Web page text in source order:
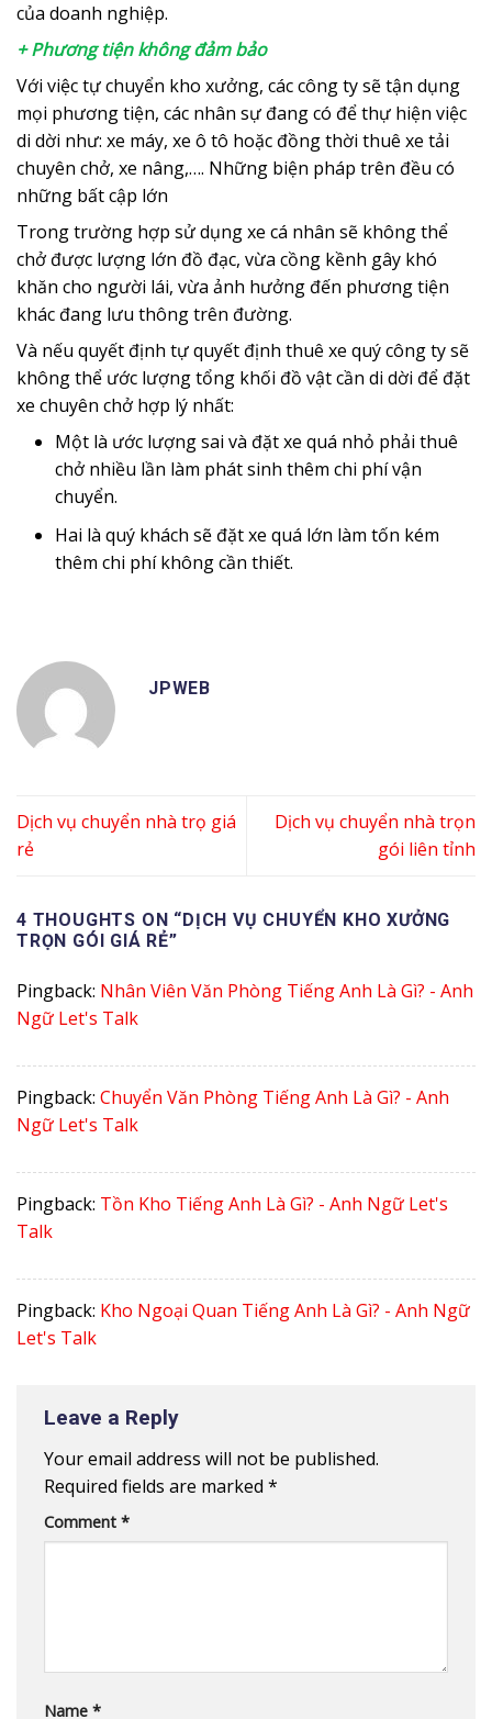
của doanh nghiệp.
+ Phương tiện không đảm bảo
Với việc tự chuyển kho xưởng, các công ty sẽ tận dụng
mọi phương tiện, các nhân sự đang có để thự hiện việc
di dời như: xe máy, xe ô tô hoặc đồng thời thuê xe tải
chuyên chở, xe nâng,…. Những biện pháp trên đều có
những bất cập lớn
Trong trường hợp sử dụng xe cá nhân sẽ không thể
chở được lượng lớn đồ đạc, vừa cồng kềnh gây khó
khăn cho người lái, vừa ảnh hưởng đến phương tiện
khác đang lưu thông trên đường.
Và nếu quyết định tự quyết định thuê xe quý công ty sẽ
không thể ước lượng tổng khối đồ vật cần di dời để đặt
xe chuyên chở hợp lý nhất:
Một là ước lượng sai và đặt xe quá nhỏ phải thuê
chở nhiều lần làm phát sinh thêm chi phí vận
chuyển.
Hai là quý khách sẽ đặt xe quá lớn làm tốn kém
thêm chi phí không cần thiết.
JPWEB
Dịch vụ chuyển nhà trọ giá
rẻ
Dịch vụ chuyển nhà trọn
gói liên tỉnh
4 THOUGHTS ON “ DỊCH VỤ CHUYỂN KHO XƯỞNG
TRỌN GÓI GIÁ RẺ”
Pingback: Nhân Viên Văn Phòng Tiếng Anh Là Gì? - Anh
Ngữ Let's Talk
Pingback: Chuyển Văn Phòng Tiếng Anh Là Gì? - Anh
Ngữ Let's Talk
Pingback: Tồn Kho Tiếng Anh Là Gì? - Anh Ngữ Let's
Talk
Pingback: Kho Ngoại Quan Tiếng Anh Là Gì? - Anh Ngữ
Let's Talk
Leave a Reply
Your email address will not be published.
Required fields are marked *
Comment *
Name *